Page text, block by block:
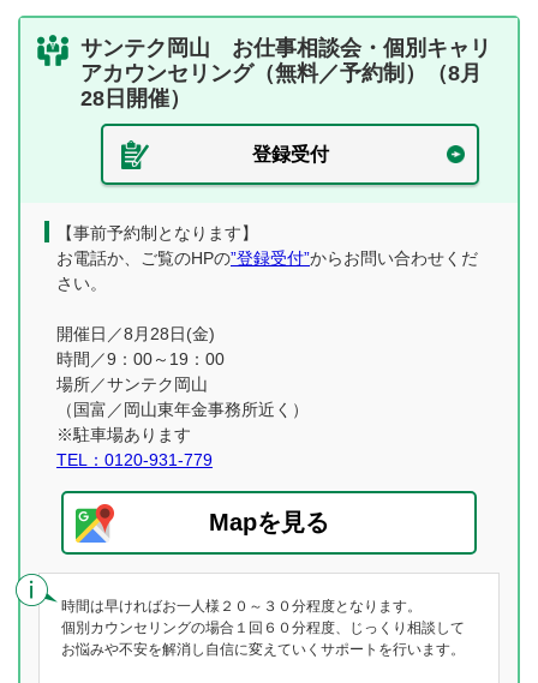
サンテク岡山 お仕事相談会・個別キャリ
アカウンセリング（無料／予約制）（8月
28日開催）
登録受付
【事前予約制となります】
お電話か、ご覧のHPの”登録受付”からお問い合わせくだ
さい。
開催日／8月28日(金)
時間／9：00～19：00
場所／サンテク岡山
（国富／岡山東年金事務所近く）
※駐車場あります
TEL：0120-931-779
Mapを見る
時間は早ければお一人様２０～３０分程度となります。
個別カウンセリングの場合１回６０分程度、じっくり相談して
お悩みや不安を解消し自信に変えていくサポートを行います。